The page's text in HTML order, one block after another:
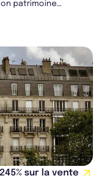
patrimoine
constan...
sur la vente